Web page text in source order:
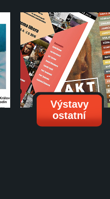
Výstavy
ostatní